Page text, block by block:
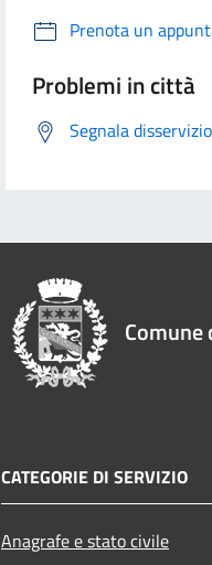
Prenota un
Problemi in città
Segnala disservizio
Comune
CATEGORIE DI SERVIZIO
Anagrafe e stato civile